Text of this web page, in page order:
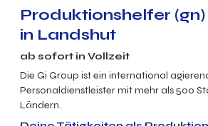
Produktionshelfer
in Landshut
ab sofort in Vollzeit
Die Gi Group ist ein international
Personaldienstleister mit mehr als 500
Ländern.